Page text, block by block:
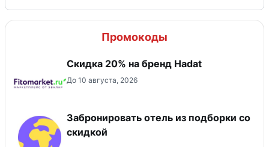
Промокоды
Скидка 20% на бренд Hadat
До 10 августа, 2026
Забронировать отель из подборки со
скидкой